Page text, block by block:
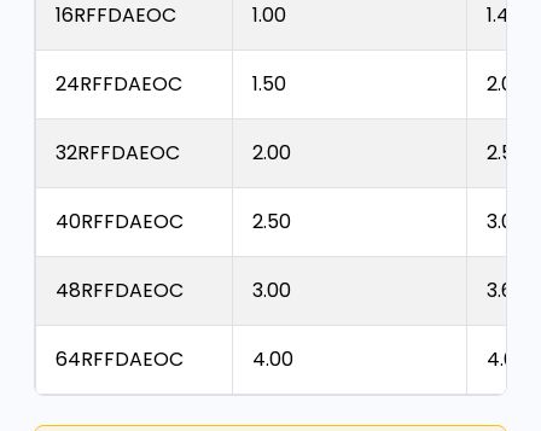
16RFFDAEOC 1.00 1.46
24RFFDAEOC 1.50 2.00
32RFFDAEOC 2.00 2.52
40RFFDAEOC 2.50 3.09
48RFFDAEOC 3.00 3.62
64RFFDAEOC 4.00 4.65